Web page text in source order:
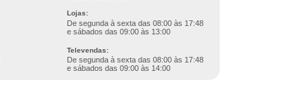
Lojas:
De segunda à sexta das 08:00 às 17:48
e sábados das 09:00 às 13:00
Televendas:
De segunda à sexta das 08:00 às 17:48
e sábados das 09:00 às 14:00